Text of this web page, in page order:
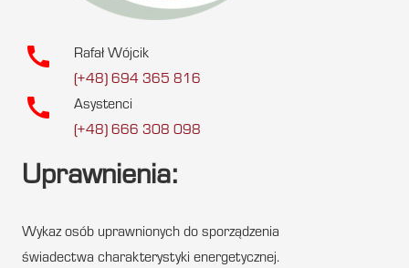
call
Rafał Wójcik
(+48) 694 365 816
call
Asystenci
(+48) 666 308 098
Uprawnienia:
Wykaz osób uprawnionych do sporządzenia
świadectwa charakterystyki energetycznej.